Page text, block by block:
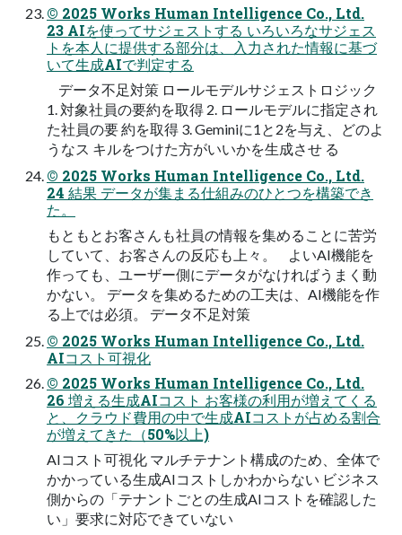
© 2025 Works Human Intelligence Co., Ltd.
23 AIを使ってサジェストする いろいろなサジェス
トを本⼈に提供する部分は、⼊⼒された情報に基づ
いて⽣成AIで判定する
データ不⾜対策 ロールモデルサジェストロジック
1. 対象社員の要約を取得 2. ロールモデルに指定され
た社員の要 約を取得 3. Geminiに1と2を与え、どのよ
うなス キルをつけた⽅がいいかを⽣成させ る
© 2025 Works Human Intelligence Co., Ltd.
24 結果 データが集まる仕組みのひとつを構築でき
た。
もともとお客さんも社員の情報を集めることに苦労
していて、お客さんの反応も上々。 よいAI機能を
作っても、ユーザー側にデータがなければうまく動
かない。 データを集めるための⼯夫は、AI機能を作
る上では必須。 データ不⾜対策
© 2025 Works Human Intelligence Co., Ltd.
AIコスト可視化
© 2025 Works Human Intelligence Co., Ltd.
26 増える⽣成AIコスト お客様の利⽤が増えてくる
と、クラウド費⽤の中で⽣成AIコストが占める割合
が増えてきた（50%以上)
AIコスト可視化 マルチテナント構成のため、全体で
かかっている⽣成AIコストしかわからない ビジネス
側からの「テナントごとの⽣成AIコストを確認した
い」要求に対応できていない